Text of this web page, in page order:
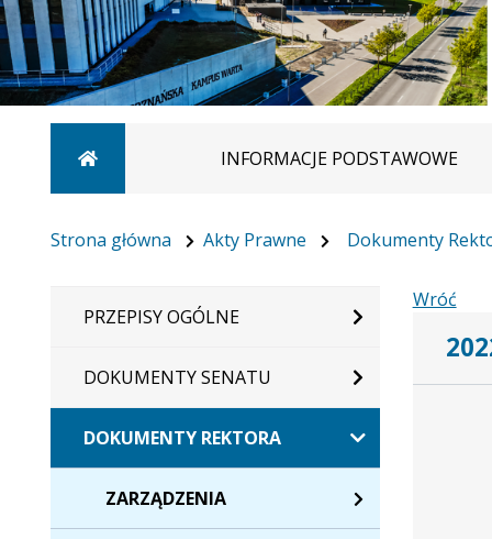
Strona główna INFORMACJE PODSTAWOWE
Strona główna Akty Prawne Dokumenty
PRZEPISY OGÓLNE
DOKUMENTY SENATU
DOKUMENTY REKTORA
ZARZĄDZENIA
Wróć